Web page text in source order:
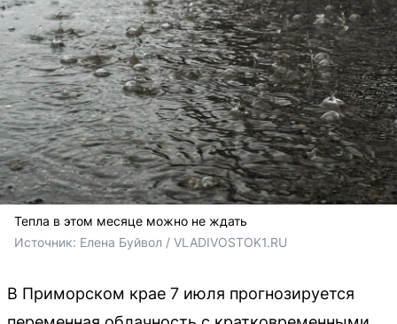
Тепла в этом месяце можно не ждать
Источник: Елена Буйвол / VLADIVOSTOK1.RU
В Приморском крае 7 июля прогнозируется